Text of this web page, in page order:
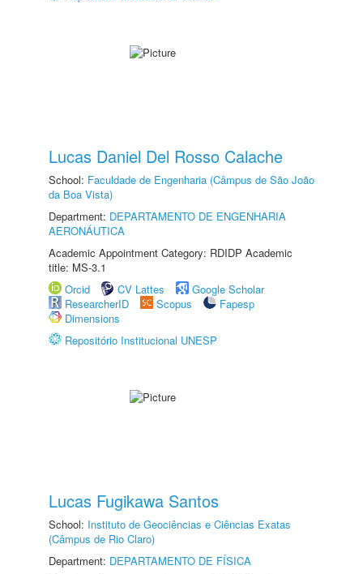
Lucas Daniel Del Rosso Calache
School: Faculdade de Engenharia (Câmpus de São João
da Boa Vista)
Department: DEPARTAMENTO DE ENGENHARIA
AERONÁUTICA
Academic Appointment Category: RDIDP Academic
title: MS-3.1
Orcid
CV Lattes
Google Scholar
ResearcherID
Scopus
Fapesp
Dimensions
Repositório Institucional UNESP
Lucas Fugikawa Santos
School: Instituto de Geociências e Ciências Exatas
(Câmpus de Rio Claro)
Department: DEPARTAMENTO DE FÍSICA